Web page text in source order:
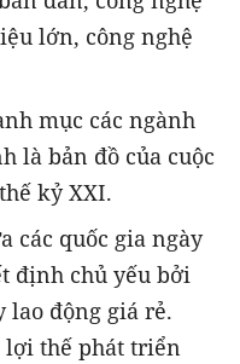
lớn, công nghệ
mục các ngành
là bản đồ của cuộc
kỷ XXI.
các quốc gia ngày
định chủ yếu bởi
động giá rẻ.
thế phát triển